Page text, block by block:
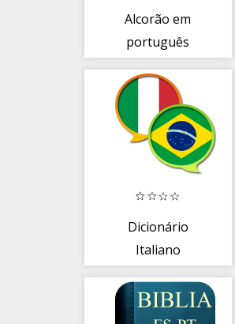
Alcorão em
português
Dicionário
Italiano